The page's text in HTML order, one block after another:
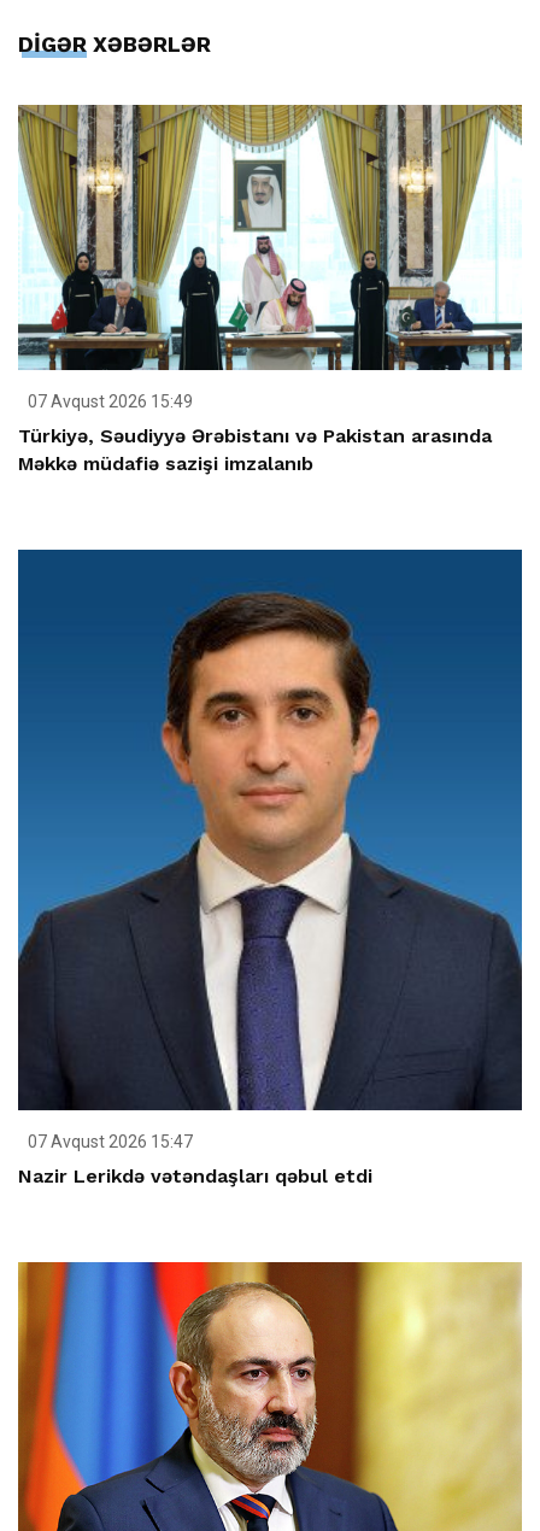
DİGƏR XƏBƏRLƏR
07 Avqust 2026 15:49
Türkiyə, Səudiyyə Ərəbistanı və Pakistan arasında
Məkkə müdafiə sazişi imzalanıb
07 Avqust 2026 15:47
Nazir Lerikdə vətəndaşları qəbul etdi